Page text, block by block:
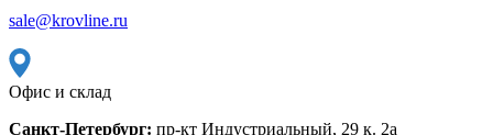
sale@krovline.ru
Офис и склад
Санкт-Петербург: пр-кт Индустриальный, 29 к. 2а